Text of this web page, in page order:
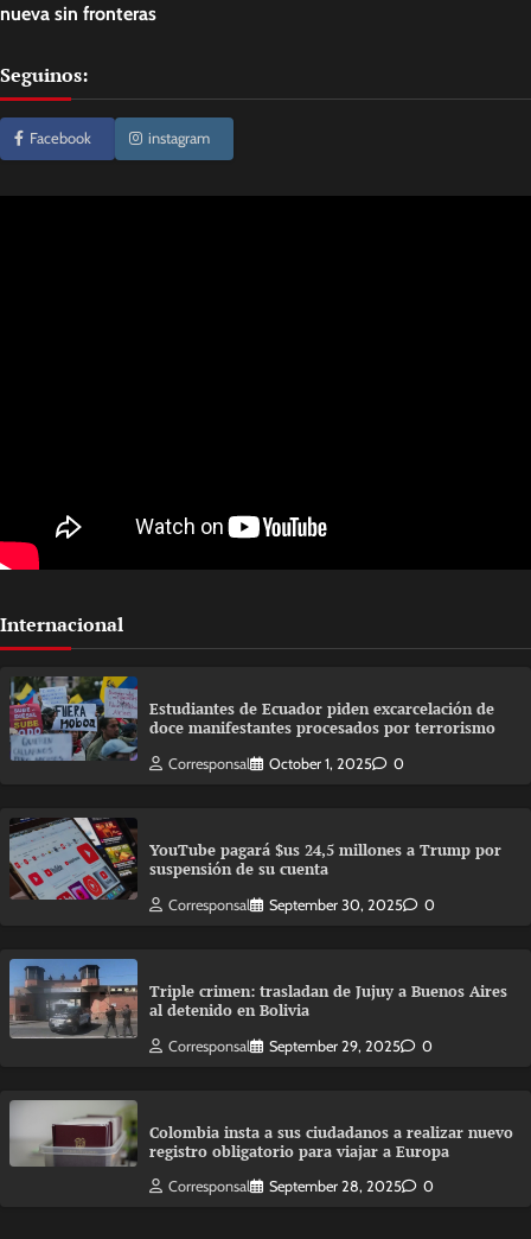
nueva sin fronteras
Seguinos:
Facebook instagram
Internacional
Estudiantes de Ecuador piden excarcelación de
doce manifestantes procesados por terrorismo
Corresponsal October 1, 2025 0
YouTube pagará $us 24,5 millones a Trump por
suspensión de su cuenta
Corresponsal September 30, 2025 0
Triple crimen: trasladan de Jujuy a Buenos Aires
al detenido en Bolivia
Corresponsal September 29, 2025 0
Colombia insta a sus ciudadanos a realizar nuevo
registro obligatorio para viajar a Europa
Corresponsal September 28, 2025 0